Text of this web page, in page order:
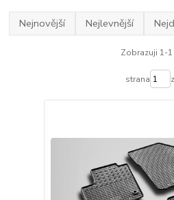
Nejnovější Nejlevnější
Zobrazuji 1-1
strana